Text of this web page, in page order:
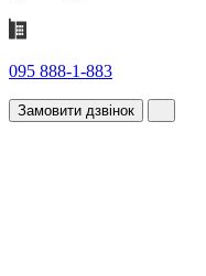
095 888-1-883
Замовити дзвінок